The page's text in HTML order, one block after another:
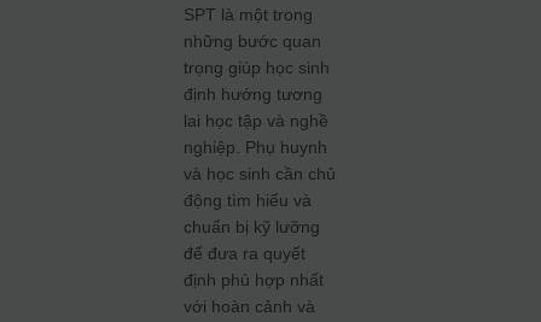
SPT là một trong
những bước quan
trọng giúp học sinh
định hướng tương
lai học tập và nghề
nghiệp. Phụ huynh
và học sinh cần chủ
động tìm hiểu và
chuẩn bị kỹ lưỡng
để đưa ra quyết
định phù hợp nhất
với hoàn cảnh và